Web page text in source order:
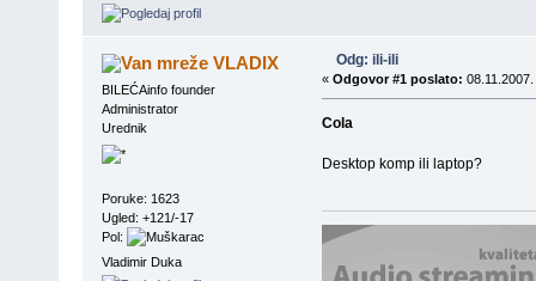
VLADIX
BILEĆAinfo founder
Administrator
Urednik
Poruke: 1623
Ugled: +121/-17
Pol:
Vladimir Duka
Odg: ili-ili
« Odgovor #1 poslato:
Cola
Desktop komp ili laptop?